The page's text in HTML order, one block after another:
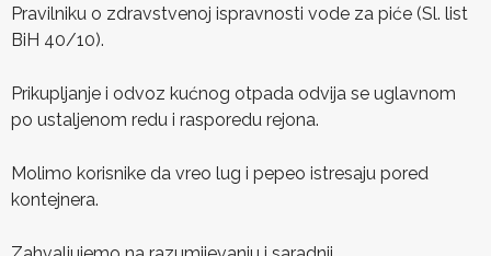
Pravilniku o zdravstvenoj ispravnosti vode za piće (Sl. list
BiH 40/10).
Prikupljanje i odvoz kućnog otpada odvija se uglavnom
po ustaljenom redu i rasporedu rejona.
Molimo korisnike da vreo lug i pepeo istresaju pored
kontejnera.